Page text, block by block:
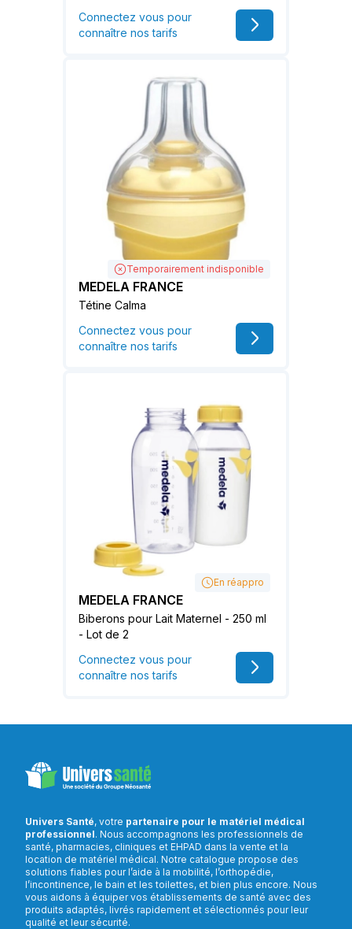
Connectez vous pour
connaître nos tarifs
Temporairement indisponible
MEDELA FRANCE
Tétine Calma
Connectez vous pour
connaître nos tarifs
En réappro
MEDELA FRANCE
Biberons pour Lait Maternel - 250 ml
- Lot de 2
Connectez vous pour
connaître nos tarifs
Univers Santé, votre partenaire pour le matériel médical
professionnel. Nous accompagnons les professionnels de
santé, pharmacies, cliniques et EHPAD dans la vente et la
location de matériel médical. Notre catalogue propose des
solutions fiables pour l’aide à la mobilité, l’orthopédie,
l’incontinence, le bain et les toilettes, et bien plus encore. Nous
vous aidons à équiper vos établissements de santé avec des
produits adaptés, livrés rapidement et sélectionnés pour leur
qualité et leur sécurité.